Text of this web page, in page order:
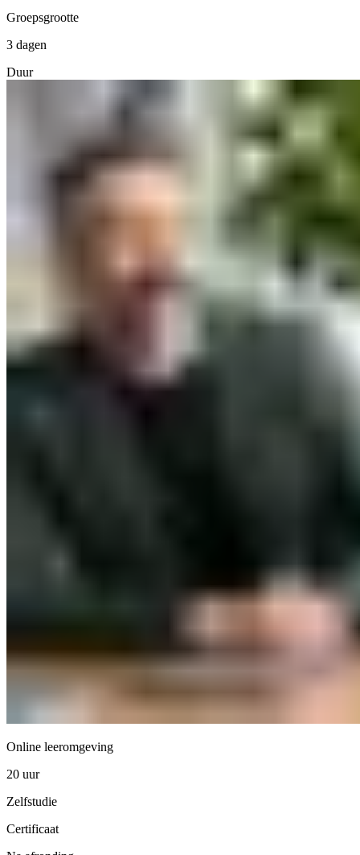
Groepsgrootte
3 dagen
Duur
Online leeromgeving
20 uur
Zelfstudie
Certificaat